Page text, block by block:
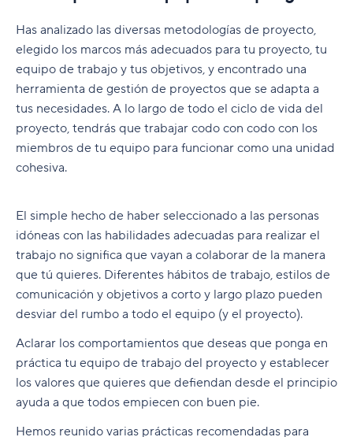
F. El método PMBOK
Cierre de proyecto
Cierre de proyecto
¿Por qué usar herramientas de gestión de
proyectos?
¿Cuáles son los beneficios del software de
gestión de proyectos?
¿Cómo seleccionar las mejores herramientas de
gestión de proyectos?
¿Cuánto cuesta el software de gestión de
proyectos?
Elementos clave a la hora de seleccionar
herramientas de gestión de proyectos
Conclusión
Cómo crear un equipo de trabajo para el
proyecto
Cómo lograr un equipo de trabajo para el éxito
Haz que la reunión inicial sea fructífera
Consejos para una eficiente gestión de equipos
Consejos y técnicas de gestión de proyectos
Consejos para un trabajo en equipo remoto y
reuniones virtuales
Fundamentos de la metodología Agile
¿Qué es la metodología Agile?
Historia de la metodología Agile
Los 12 principios Agile
Herramientas y técnicas de gestión de
proyectos Agile
Contratiempos habituales al adoptar el
desarrollo de proyectos Agile
Consejos de gestión del cambio para
Marcos de gestión de proyectos
A. ¿Qué es un marco o método de gestión de
proyectos?
Recursos
Has analizado las diversas metodologías de proyecto,
elegido los marcos más adecuados para tu proyecto, tu
equipo de trabajo y tus objetivos, y encontrado una
herramienta de gestión de proyectos que se adapta a
tus necesidades. A lo largo de todo el ciclo de vida del
proyecto, tendrás que trabajar codo con codo con los
miembros de tu equipo para funcionar como una unidad
cohesiva.
El simple hecho de haber seleccionado a las personas
idóneas con las habilidades adecuadas para realizar el
trabajo no significa que vayan a colaborar de la manera
que tú quieres. Diferentes hábitos de trabajo, estilos de
comunicación y objetivos a corto y largo plazo pueden
desviar del rumbo a todo el equipo (y el proyecto).
Aclarar los comportamientos que deseas que ponga en
práctica tu equipo de trabajo del proyecto y establecer
los valores que quieres que defiendan desde el principio
ayuda a que todos empiecen con buen pie.
Hemos reunido varias prácticas recomendadas para